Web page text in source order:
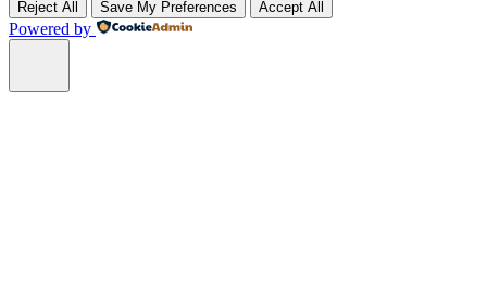
Reject All Save My Preferences Accept All
Powered by